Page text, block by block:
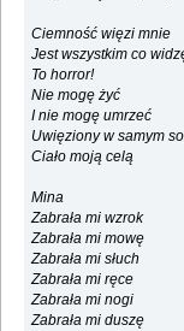
Ciemność więzi mnie
Jest wszystkim co
To horror!
Nie mogę żyć
I nie mogę umrzeć
Uwięziony w samym
Ciało moją celą
Mina
Zabrała mi wzrok
Zabrała mi mowę
Zabrała mi słuch
Zabrała mi ręce
Zabrała mi nogi
Zabrała mi duszę